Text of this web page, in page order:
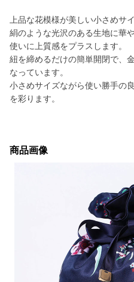
上品な花模様が美しい小さめサ
絹のような光沢のある生地に華
使いに上質感をプラスします。
紐を締めるだけの簡単開閉で、
なっています。
小さめサイズながら使い勝手の
を彩ります。
商品画像